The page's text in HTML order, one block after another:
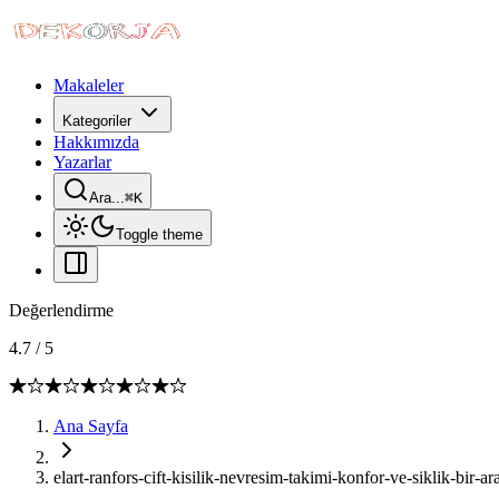
Makaleler
Kategoriler
Hakkımızda
Yazarlar
Ara...⌘K
Toggle theme
Değerlendirme
4.7 / 5
Ana Sayfa
elart-ranfors-cift-kisilik-nevresim-takimi-konfor-ve-siklik-bir-